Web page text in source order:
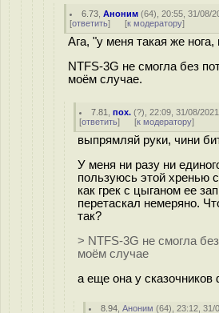
6.73 ,Аноним (64), 20:55, 31/08/
[ответить] [к модератору]
Ага, "у меня такая же нога,
NTFS-3G не смогла без
моём случае.
7.81 ,пох. (?), 22:09, 31/08/
[ответить] [к модератору]
выпрямляй руки, чини
У меня ни разу ни
пользуюсь этой хренью
как грек с цыганом ее
перетаскал немеряно.
так?
> NTFS-3G не смогла
моём случае
а еще она у сказочников
8.94 ,Аноним (64), 23:12, 31/